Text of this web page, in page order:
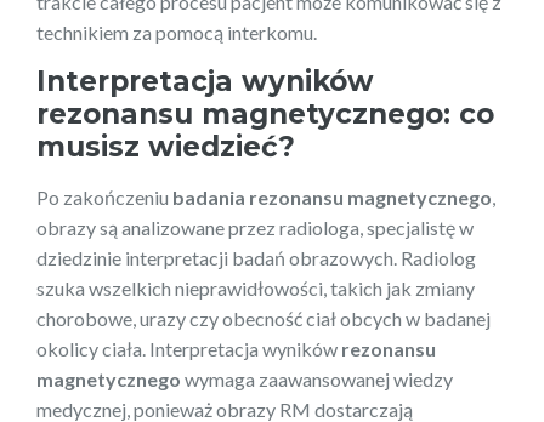
technikiem za pomocą interkomu.
Interpretacja wyników
rezonansu magnetycznego: co
musisz wiedzieć?
Po zakończeniu badania rezonansu magnetycznego
obrazy są analizowane przez radiologa, specjalistę w
dziedzinie interpretacji badań obrazowych. Radiolog
szuka wszelkich nieprawidłowości, takich jak zmiany
chorobowe, urazy czy obecność ciał obcych w badanej
okolicy ciała. Interpretacja wyników rezonansu
magnetycznego wymaga zaawansowanej wiedzy
medycznej, ponieważ obrazy RM dostarczają